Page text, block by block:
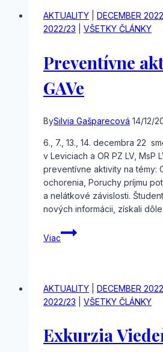
AKTUALITY DECEMBER 2022
2022/23
VŠETKY ČLÁNKY
Preventívne
GAVe
BySilvia Gašparecová 14/12/
6., 7., 13., 14. decembra 22
v Leviciach a OR PZ LV, MsP
preventívne aktivity na témy:
ochorenia, Poruchy príjmu
a nelátkové závislosti.
nových informácii, získali
Viac
Preventívne
aktivity
AKTUALITY
DECEMBER 2022
2022/23
VŠETKY ČLÁNKY
Exkurzia